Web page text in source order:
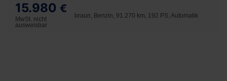
15.980 €
MwSt. nicht
ausweisbar
braun, Benzin, 91.270 km, 192 PS, Automatik